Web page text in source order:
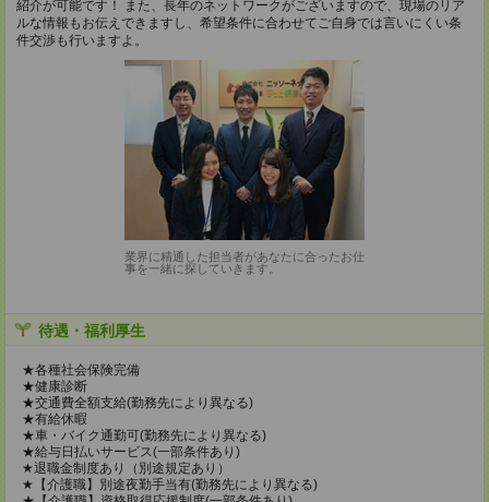
紹介が可能です！ また、長年のネットワークがございますので、現場のリア
ルな情報もお伝えできますし、希望条件に合わせてご自身では言いにくい条
件交渉も行いますよ。
業界に精通した担当者があなたに合ったお仕
事を一緒に探していきます。
待遇・福利厚生
★各種社会保険完備
★健康診断
★交通費全額支給(勤務先により異なる)
★有給休暇
★車・バイク通勤可(勤務先により異なる)
★給与日払いサービス(一部条件あり)
★退職金制度あり（別途規定あり）
★【介護職】別途夜勤手当有(勤務先により異なる)